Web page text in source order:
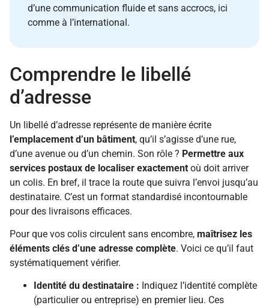
d’une communication fluide et sans accrocs, ici
comme à l’international.
Comprendre le libellé
d’adresse
Un libellé d’adresse représente de manière écrite
l’emplacement d’un bâtiment, qu’il s’agisse d’une rue,
d’une avenue ou d’un chemin. Son rôle ? Permettre aux
services postaux de localiser exactement où doit arriver
un colis. En bref, il trace la route que suivra l’envoi jusqu’au
destinataire. C’est un format standardisé incontournable
pour des livraisons efficaces.
Pour que vos colis circulent sans encombre, maîtrisez les
éléments clés d’une adresse complète. Voici ce qu’il faut
systématiquement vérifier.
Identité du destinataire : Indiquez l’identité complète
(particulier ou entreprise) en premier lieu. Ces